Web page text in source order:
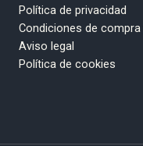
Política de privacidad
Condiciones de
Aviso legal
Política de cookies